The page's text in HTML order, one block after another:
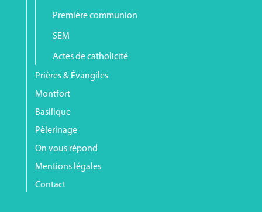
Première communion
SEM
Actes de catholicité
Prières & Évangiles
Montfort
Basilique
Pèlerinage
On vous répond
Mentions légales
Contact